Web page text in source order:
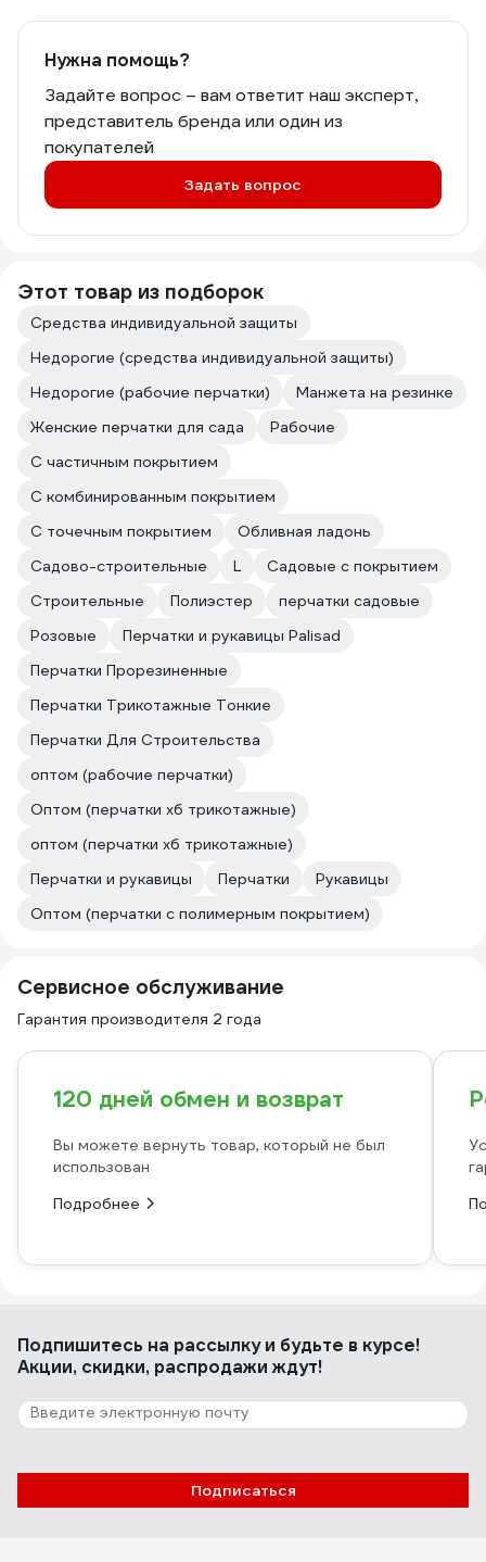
Нужна помощь?
Задайте вопрос – вам ответит наш эксперт,
представитель бренда или один из
покупателей
Задать вопрос
Этот товар из подборок
Средства индивидуальной защиты
Недорогие (средства индивидуальной защиты)
Недорогие (рабочие перчатки)
Манжета на резинке
Женские перчатки для сада
Рабочие
С частичным покрытием
С комбинированным покрытием
С точечным покрытием
Обливная ладонь
Садово-строительные
L
Садовые с покрытием
Строительные
Полиэстер
перчатки садовые
Розовые
Перчатки и рукавицы Palisad
Перчатки Прорезиненные
Перчатки Трикотажные Тонкие
Перчатки Для Строительства
оптом (рабочие перчатки)
Оптом (перчатки хб трикотажные)
оптом (перчатки хб трикотажные)
Перчатки и рукавицы
Перчатки
Рукавицы
Оптом (перчатки с полимерным покрытием)
Сервисное обслуживание
Гарантия производителя 2 года
120 дней обмен и возврат
Вы можете вернуть товар, который не был
использован
Подробнее
Подпишитесь на рассылкуи будьте в курсе!
Акции, скидки, распродажи ждут!
Подписаться